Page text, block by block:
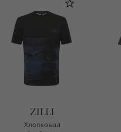
Хлопковая